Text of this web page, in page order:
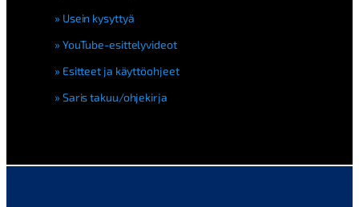
Usein kysyttyä
YouTube-esittelyvideot
Esitteet ja käyttöohjeet
Saris takuu/ohjekirja